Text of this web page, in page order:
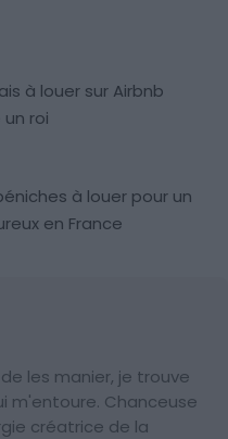
à louer sur Airbnb
roi
à louer pour un
en France
les manier, je trouve
m'entoure. Chanceuse
créatrice de la